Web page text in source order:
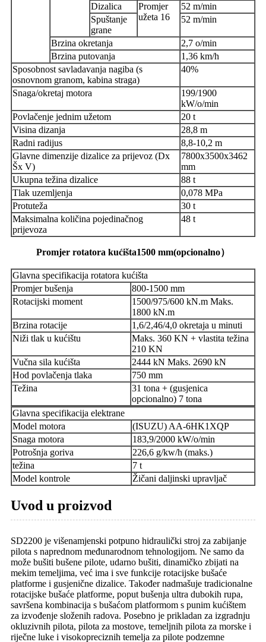
Dizalica
Promjer
užeta 16
52 m/min
Spuštanje
grane
52 m/min
Brzina okretanja
2,7 o/min
Brzina putovanja
1,36 km/h
Sposobnost savladavanja nagiba (s
osnovnom granom, kabina straga)
40%
Snaga/okretaj motora
199/1900
kW/o/min
Povlačenje jednim užetom
20 t
Visina dizanja
28,8 m
Radni radijus
8,8-10,2 m
Glavne dimenzije dizalice za prijevoz (Dx
Šx V)
7800x3500x3462
mm
Ukupna težina dizalice
88 t
Tlak uzemljenja
0,078 MPa
Protuteža
30 t
Maksimalna količina pojedinačnog
prijevoza
48 t
Promjer rotatora kućišta1500 mm(opcionalno）
Glavna specifikacija rotatora kućišta
Promjer bušenja
800-1500 mm
Rotacijski moment
1500/975/600 kN.m Maks.
1800 kN.m
Brzina rotacije
1,6/2,46/4,0 okretaja u minuti
Niži tlak u kućištu
Maks. 360 KN + vlastita težina
210 KN
Vučna sila kućišta
2444 kN Maks. 2690 kN
Hod povlačenja tlaka
750 mm
Težina
31 tona + (gusjenica
opcionalno) 7 tona
Glavna specifikacija elektrane
Model motora
(ISUZU) AA-6HK1XQP
Snaga motora
183,9/2000 kW/o/min
Potrošnja goriva
226,6 g/kw/h (maks.)
težina
7 t
Model kontrole
Žičani daljinski upravljač
Uvod u proizvod
SD2200 je višenamjenski potpuno hidraulički stroj za zabijanje
pilota s naprednom međunarodnom tehnologijom. Ne samo da
može bušiti bušene pilote, udarno bušiti, dinamičko zbijati na
mekim temeljima, već ima i sve funkcije rotacijske bušaće
platforme i gusjenične dizalice. Također nadmašuje tradicionalne
rotacijske bušaće platforme, poput bušenja ultra dubokih rupa,
savršena kombinacija s bušaćom platformom s punim kućištem
za izvođenje složenih radova. Posebno je prikladan za izgradnju
okluzivnih pilota, pilota za mostove, temeljnih pilota za morske i
riječne luke i visokopreciznih temelja za pilote podzemne